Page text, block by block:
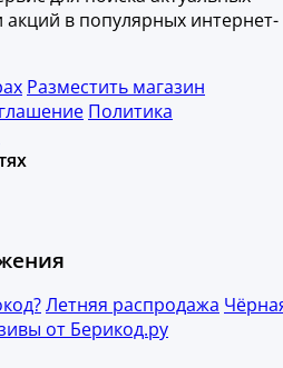
в популярных интернет-
Разместить магазин
Политика
Летняя распродажа
от Берикод.ру